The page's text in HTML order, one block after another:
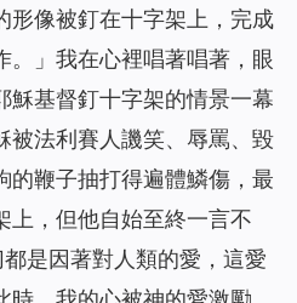
形像被釘在十字架上，完成
」 我在心裡唱著唱著，眼
穌基督釘十字架的情景一幕
被法利賽人譏笑、辱罵、毀
的鞭子抽打得遍體鱗傷，最
上，但他自始至終一言不
是因著對人類的愛，這愛